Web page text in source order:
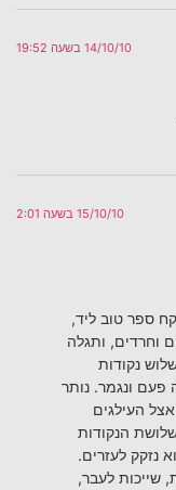
14/10/10 בשעה 19:52
15/10/10 בשעה 2:01
ספר טוב ליד,
וחרדים, ותגלה
נקודות
פעם ונגמר. נותר
העילגים
הנקודות
נזקק לעזרים.
שייכות לעבר,